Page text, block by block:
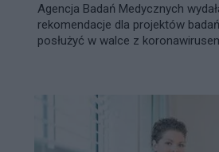
Agencja Badań Medycznych
rekomendacje dla projektów
posłużyć w walce z